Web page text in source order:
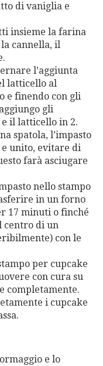
di vaniglia e
insieme la farina
cannella, il
l’aggiunta
latticello al
e finendo con gli
gli
il latticello in 2.
spatola, l’impasto
e unito, evitare di
farà asciugare
nello stampo
in un forno
17 minuti o finché
centro di un
con le
per cupcake
con cura su
completamente.
i cupcake
e lo